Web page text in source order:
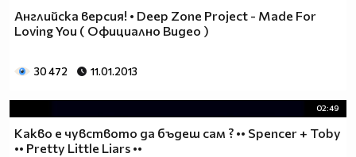
Английска версия! • Deep Zone Project - Made For
Loving You ( Официално Видео )
30 472 11.01.2013
02:49
Какво е чувството да бъдеш сам ? •• Spencer + Toby
•• Pretty Little Liars ••